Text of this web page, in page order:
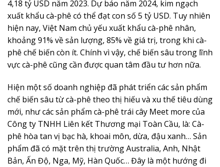
4,18 tỷ USD năm 2023. Dự báo năm 2024, kim ngạch
xuất khẩu cà-phê có thể đạt con số 5 tỷ USD. Tuy nhiên
hiện nay, Việt Nam chủ yếu xuất khẩu cà-phê nhân,
khoảng 91% về sản lượng, 85% về giá trị, trong khi cà-
phê chế biến còn ít. Chính vì vậy, chế biến sâu trong lĩnh
vực cà-phê cũng cần được quan tâm đầu tư hơn nữa.
Hiện một số doanh nghiệp đã phát triển các sản phẩm
chế biến sâu từ cà-phê theo thị hiếu và xu thế tiêu dùng
mới, như các sản phẩm cà-phê trái cây Meet more của
Công ty TNHH Liên kết Thương mại Toàn Cầu, là: Cà-
phê hòa tan vị bạc hà, khoai môn, dừa, đậu xanh… Sản
phẩm đã có mặt trên thị trường Australia, Anh, Nhật
Bản, Ấn Độ, Nga, Mỹ, Hàn Quốc… Đây là một hướng đi